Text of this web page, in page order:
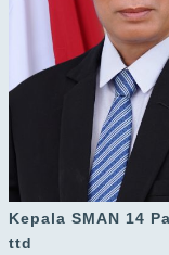
Kepala SMAN 14
ttd